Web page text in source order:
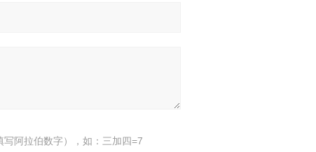
写阿拉伯数字），如：三加四=7